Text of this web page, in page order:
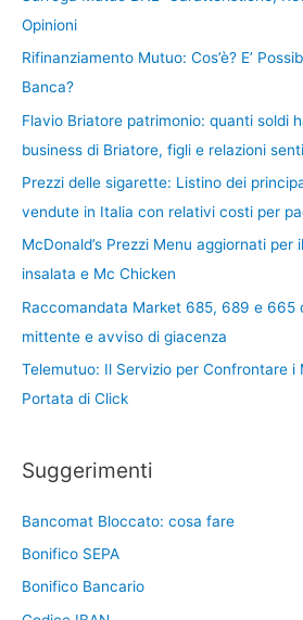
Opinioni
Rifinanziamento Mutuo: Cos’è? E’
Banca?
Flavio Briatore patrimonio: quanti soldi
business di Briatore, figli e relazioni
Prezzi delle sigarette: Listino dei
vendute in Italia con relativi costi per
McDonald’s Prezzi Menu aggiornati per
insalata e Mc Chicken
Raccomandata Market 685, 689 e 665
mittente e avviso di giacenza
Telemutuo: Il Servizio per Confrontare i
Portata di Click
Suggerimenti
Bancomat Bloccato: cosa fare
Bonifico SEPA
Bonifico Bancario